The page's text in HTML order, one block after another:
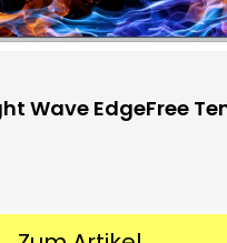
Wave EdgeFree